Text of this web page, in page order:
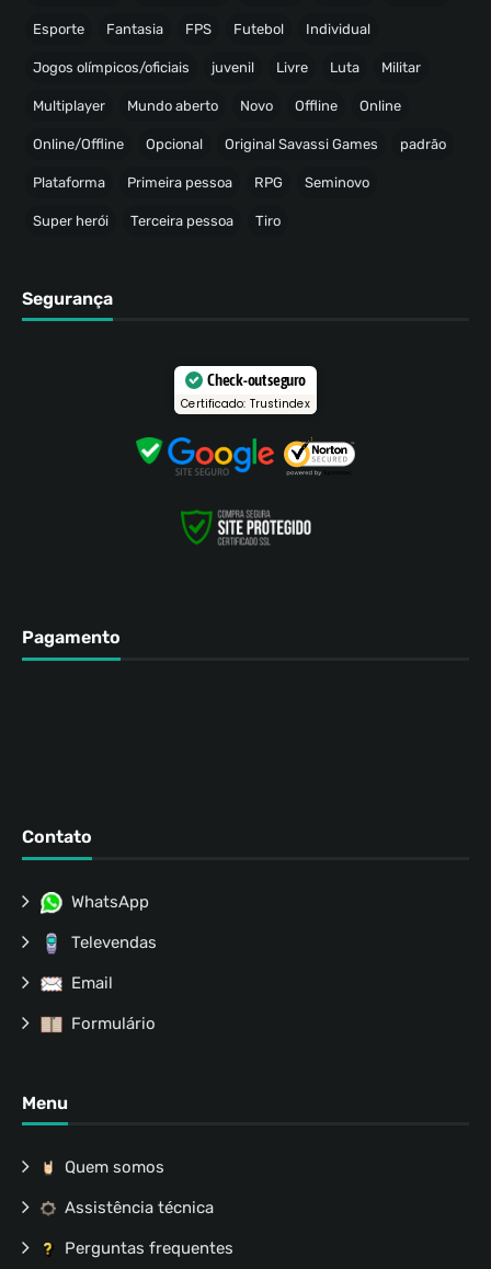
Esporte Fantasia FPS Futebol Individual
Jogos olímpicos/oficiais juvenil Livre Luta Militar
Multiplayer Mundo aberto Novo Offline Online
Online/Offline Opcional Original Savassi Games padrão
Plataforma Primeira pessoa RPG Seminovo
Super herói Terceira pessoa Tiro
Segurança
Check-out seguro
Certificado: Trustindex
Pagamento
Contato
WhatsApp
Televendas
Email
Formulário
Menu
Quem somos
Assistência técnica
Perguntas frequentes